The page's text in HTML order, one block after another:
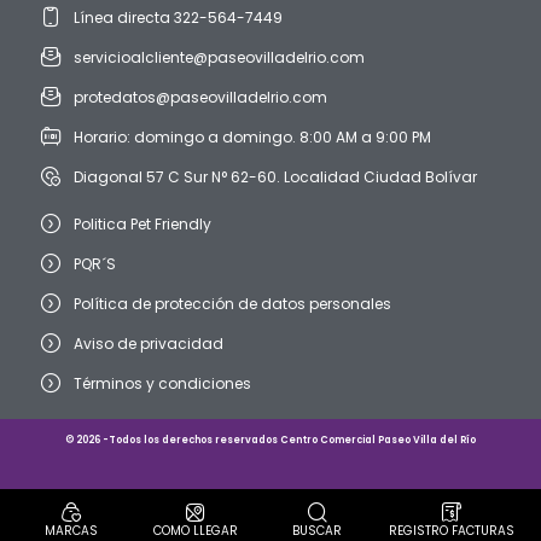
Línea directa 322-564-7449
servicioalcliente@paseovilladelrio.com
protedatos@paseovilladelrio.com
Horario: domingo a domingo. 8:00 AM a 9:00 PM
Diagonal 57 C Sur N° 62-60. Localidad Ciudad Bolívar
Politica Pet Friendly
PQR´S
Política de protección de datos personales
Aviso de privacidad
Términos y condiciones
MARCAS COMO LLEGAR BUSCAR REGISTRO FACTURAS
© 2026 -Todos los derechos reservados Centro Comercial Paseo Villa del Río